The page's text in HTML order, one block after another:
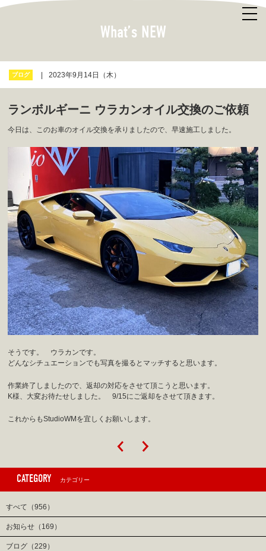
What’s NEW
ブログ 2023年9月14日（木）
ランボルギーニ ウラカンオイル交換のご依頼
今日は、このお車のオイル交換を承りましたので、早速施工しました。
そうです。 ウラカンです。
どんなシチュエーションでも写真を撮るとマッチすると思います。
作業終了しましたので、返却の対応をさせて頂こうと思います。
K様、大変お待たせしました。 9/15にご返却をさせて頂きます。
これからもStudioWMを宜しくお願いします。
CATEGORY カテゴリー
すべて（956）
お知らせ（169）
ブログ（229）